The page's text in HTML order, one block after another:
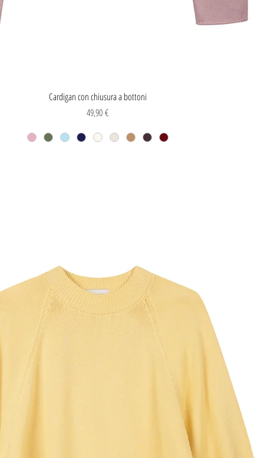
Vista rapida
Cardigan con chiusura a bottoni
Prezzo
49,90 €